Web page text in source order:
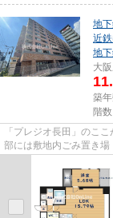
地
近
地
大
築
階
「プレジオ長田」のこ
部には敷地内ごみ置き場
で便利です。清潔感のあ